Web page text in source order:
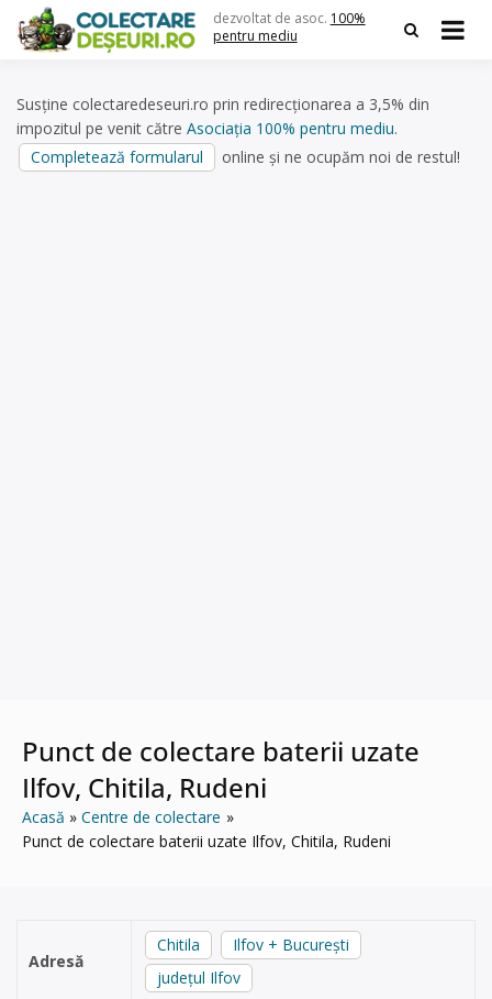
content
dezvoltat de asoc. 100%
pentru mediu
Susține colectaredeseuri.ro prin redirecționarea a 3,5% din
impozitul pe venit către Asociația 100% pentru mediu.
Completează formularul
online și ne ocupăm noi de restul!
Punct de colectare baterii uzate
Ilfov, Chitila, Rudeni
Acasă
Centre de colectare
Punct de colectare baterii uzate Ilfov, Chitila, Rudeni
Adresă
Chitila
Ilfov + București
județul Ilfov